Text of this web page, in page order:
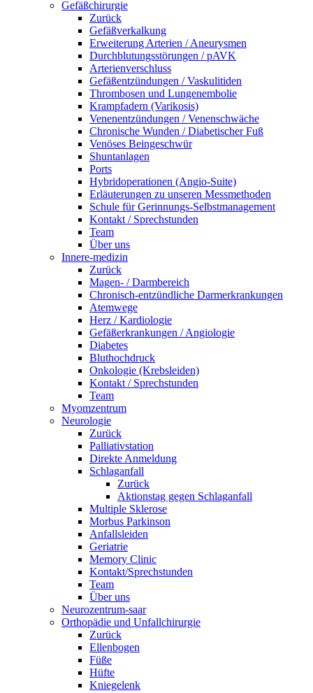
Gefäßchirurgie
Zurück
Gefäßverkalkung
Erweiterung Arterien / Aneurysmen
Durchblutungsstörungen / pAVK
Arterienverschluss
Gefäßentzündungen / Vaskulitiden
Thrombosen und Lungenembolie
Krampfadern (Varikosis)
Venenentzündungen / Venenschwäche
Chronische Wunden / Diabetischer Fuß
Venöses Beingeschwür
Shuntanlagen
Ports
Hybridoperationen (Angio-Suite)
Erläuterungen zu unseren Messmethoden
Schule für Gerinnungs-Selbstmanagement
Kontakt / Sprechstunden
Team
Über uns
Innere-medizin
Zurück
Magen- / Darmbereich
Chronisch-entzündliche Darmerkrankungen
Atemwege
Herz / Kardiologie
Gefäßerkrankungen / Angiologie
Diabetes
Bluthochdruck
Onkologie (Krebsleiden)
Kontakt / Sprechstunden
Team
Myomzentrum
Neurologie
Zurück
Palliativstation
Direkte Anmeldung
Schlaganfall
Zurück
Aktionstag gegen Schlaganfall
Multiple Sklerose
Morbus Parkinson
Anfallsleiden
Geriatrie
Memory Clinic
Kontakt/Sprechstunden
Team
Über uns
Neurozentrum-saar
Orthopädie und Unfallchirurgie
Zurück
Ellenbogen
Füße
Hüfte
Kniegelenk